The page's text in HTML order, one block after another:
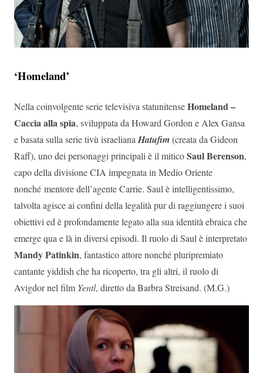
‘Homeland’
Nella coinvolgente serie televisiva statunitenseHomeland –
Caccia alla spia, sviluppata da Howard Gordon e Alex Gansa
e basata sulla serie tivù israeliana Hatufim(creata da Gideon
Raff), uno dei personaggi principali è il miticoSaul Berenson,
capo della divisione CIA impegnata in Medio Oriente
nonché mentore dell’agente Carrie. Saul è intelligentissimo,
talvolta agisce ai confini della legalità pur di raggiungere i suoi
obiettivi ed è profondamente legato alla sua identità ebraica che
emerge qua e là in diversi episodi. Il ruolo di Saul è interpretato
Mandy Patinkin, fantastico attore nonché pluripremiato
cantante yiddish che ha ricoperto, tra gli altri, il ruolo di
Avigdor nel film Yentl, diretto da Barbra Streisand. (M.G.)